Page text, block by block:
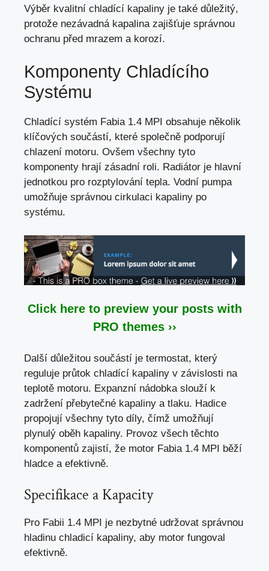
Výběr kvalitní chladící kapaliny je také důležitý,
protože nezávadná kapalina zajišťuje správnou
ochranu před mrazem a korozí.
Komponenty Chladícího
Systému
Chladící systém Fabia 1.4 MPI obsahuje několik
klíčových součástí, které společně podporují
chlazení motoru. Ovšem všechny tyto
komponenty hrají zásadní roli. Radiátor je hlavní
jednotkou pro rozptylování tepla. Vodní pumpa
umožňuje správnou cirkulaci kapaliny po
systému.
Click here to preview your posts with
PRO themes ››
Další důležitou součástí je termostat, který
reguluje průtok chladící kapaliny v závislosti na
teplotě motoru. Expanzní nádobka slouží k
zadržení přebytečné kapaliny a tlaku. Hadice
propojují všechny tyto díly, čímž umožňují
plynulý oběh kapaliny. Provoz všech těchto
komponentů zajistí, že motor Fabia 1.4 MPI běží
hladce a efektivně.
Specifikace a Kapacity
Pro Fabii 1.4 MPI je nezbytné udržovat správnou
hladinu chladicí kapaliny, aby motor fungoval
efektivně.